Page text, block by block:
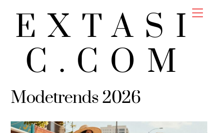
contentEXTASI
C.COM
Modetrends 2026